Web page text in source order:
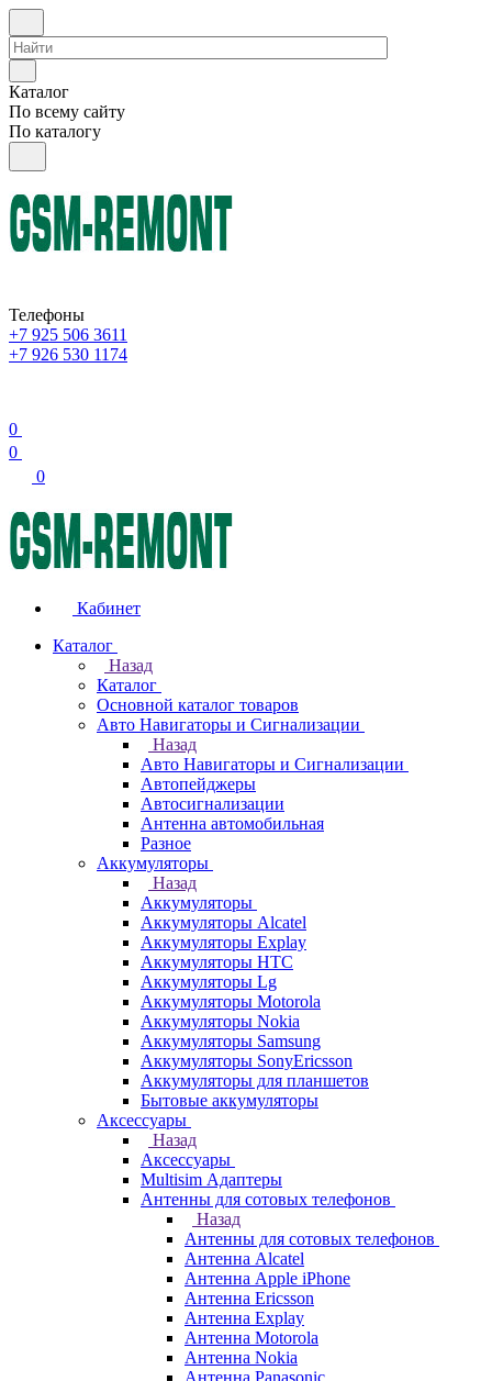
Каталог
По всему сайту
По каталогу
Телефоны
+7 925 506 3611
+7 926 530 1174
0
0
0
Кабинет
Каталог
Назад
Каталог
Основной каталог товаров
Авто Навигаторы и Сигнализации
Назад
Авто Навигаторы и Сигнализации
Автопейджеры
Автосигнализации
Антенна автомобильная
Разное
Аккумуляторы
Назад
Аккумуляторы
Аккумуляторы Alcatel
Аккумуляторы Explay
Аккумуляторы HTC
Аккумуляторы Lg
Аккумуляторы Motorola
Аккумуляторы Nokia
Аккумуляторы Samsung
Аккумуляторы SonyEricsson
Аккумуляторы для планшетов
Бытовые аккумуляторы
Аксессуары
Назад
Аксессуары
Multisim Адаптеры
Антенны для сотовых телефонов
Назад
Антенны для сотовых телефонов
Антенна Alcatel
Антенна Apple iPhone
Антенна Ericsson
Антенна Explay
Антенна Motorola
Антенна Nokia
Антенна Panasonic